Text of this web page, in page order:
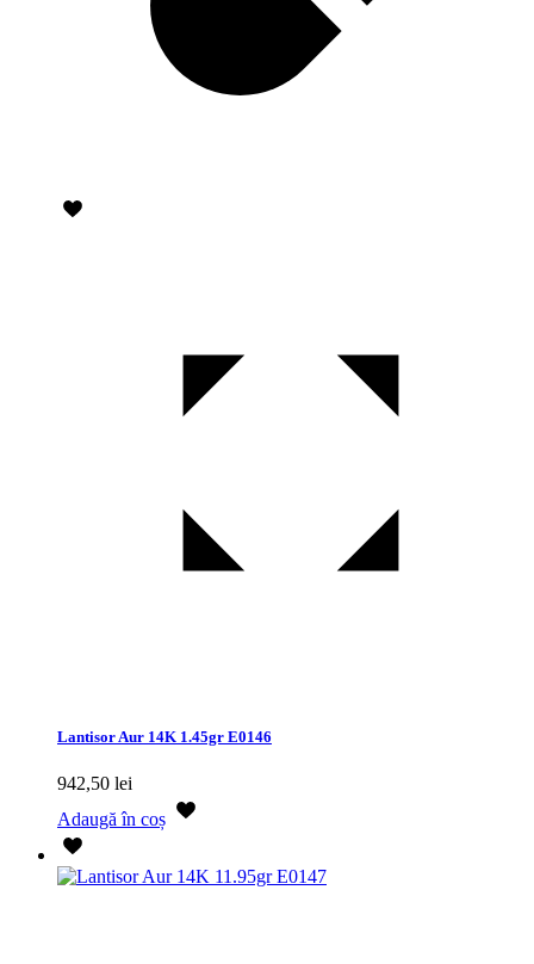
Lantisor Aur 14K 1.45gr E0146
942,50 lei
Adaugă în coș